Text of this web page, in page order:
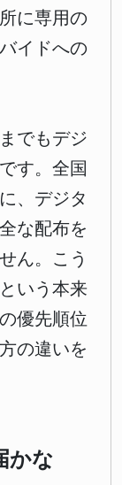
に専用の
イドへの
でもデジ
す。全国
、デジタ
な配布を
ん。こう
いう本来
優先順位
の違いを
かな